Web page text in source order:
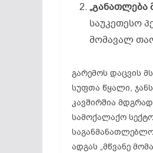
„განათლება
საუკეთესო
მომავალ
გარემოს დაცვის
სუფთა წყალი,
კავშირშია
სამოქალაქო
ადგას „მწვანე